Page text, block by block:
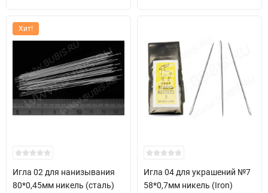
Хит!
Игла 02 для нанизывания
80*0,45мм никель (сталь)
Игла 04 для украшений №7
58*0,7мм никель (Iron)